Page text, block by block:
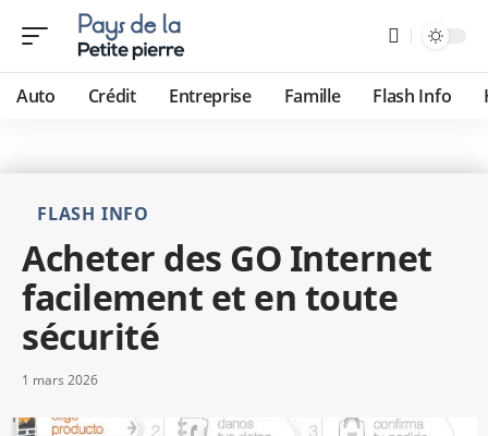
Auto Crédit Entreprise Famille Flash Info
FLASH INFO
Acheter des GO Internet
facilement et en toute
sécurité
1 mars 2026